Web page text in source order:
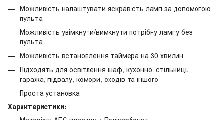
Можливість налаштувати яскравість ламп за допомогою
пульта
Можливість увімкнути/вимкнути потрібну лампу без
пульта
Можливість встановлення таймера на 30 хвилин
Підходять для освітлення шаф, кухонної стільниці,
гаража, підвалу, комори, сходів та іншого
Проста установка
Характеристики: